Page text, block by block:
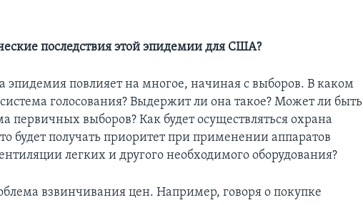
последствия этой эпидемии для США?
эпидемия повлияет на многое, начиная с выборов. В каком
голосования? Выдержит ли она такое? Может ли быть
первичных выборов? Как будет осуществляться охрана
будет получать приоритет при применении аппаратов
легких и другого необходимого оборудования?
взвинчивания цен. Например, говоря о покупке